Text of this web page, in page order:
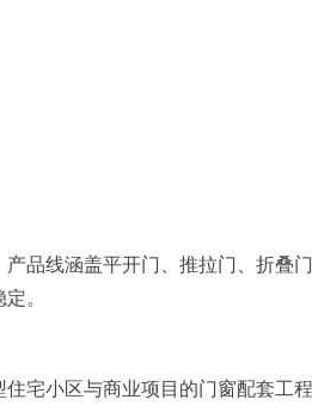
品线涵盖平开门、推拉门、折
。
宅小区与商业项目的门窗配套